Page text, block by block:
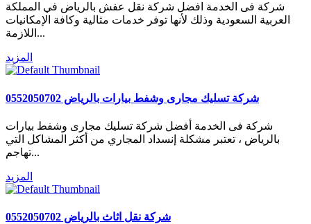
شركة فى الخدمة افضل شركة نقل عفش بالرياض في المملكة
العربية السعودية وذلك لأنها توفر خدمات مثالية وكافة الإمكانيات
اللازمة...
المزيد
شركة تسليك مجارى وشفط بيارات بالرياض 0552050702
شركة فى الخدمة أفضل شركة تسليك مجارى وشفط بيارات
بالرياض ، تعتبر مشكلة إنسداد المجاري من أكثر المشاكل التي
تهاجم...
المزيد
شركة نقل اثاث بالرياض 0552050702